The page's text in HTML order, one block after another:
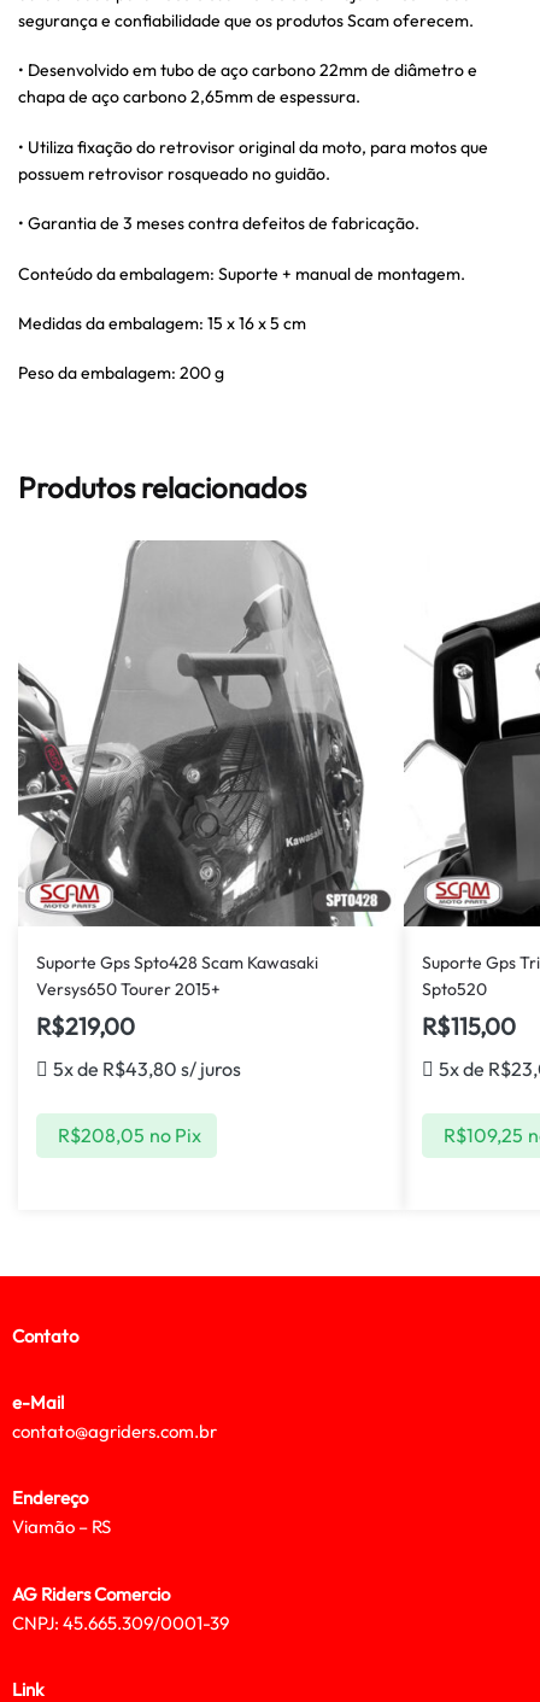
segurança e confiabilidade que os produtos Scam oferecem.
• Desenvolvido em tubo de aço carbono 22mm de diâmetro e
chapa de aço carbono 2,65mm de espessura.
• Utiliza fixação do retrovisor original da moto, para motos que
possuem retrovisor rosqueado no guidão.
• Garantia de 3 meses contra defeitos de fabricação.
Conteúdo da embalagem: Suporte + manual de montagem.
Medidas da embalagem: 15 x 16 x 5 cm
Peso da embalagem: 200 g
Produtos relacionados
Suporte Gps Spto428 Scam Kawasaki
Versys650 Tourer 2015+
R$219,00
5x de R$43,80 s/ juros
R$208,05 no Pix
Suporte Gps
Spto520
R$115,00
5x de R$
R$109,25
Contato
e-Mail
contato@agriders.com.br
Endereço
Viamão – RS
AG Riders Comercio
CNPJ: 45.665.309/0001-39
Link